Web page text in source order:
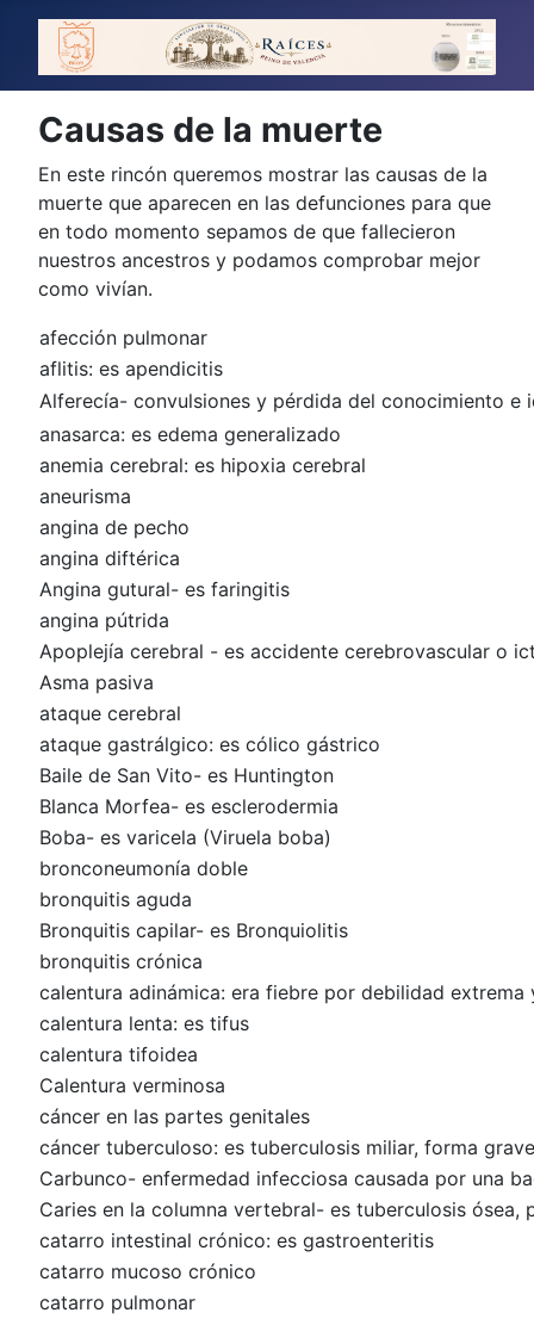
Causas de la muerte
En este rincón queremos mostrar las causas de la
muerte que aparecen en las defunciones para que
en todo momento sepamos de que fallecieron
nuestros ancestros y podamos comprobar mejor
como vivían.
afección pulmonar
aflitis: es apendicitis
Alferecía- convulsiones y pérdida del conocimiento e
anasarca: es edema generalizado
anemia cerebral: es hipoxia cerebral
aneurisma
angina de pecho
angina diftérica
Angina gutural- es faringitis
angina pútrida
Apoplejía cerebral - es accidente cerebrovascular o
Asma pasiva
ataque cerebral
ataque gastrálgico: es cólico gástrico
Baile de San Vito- es Huntington
Blanca Morfea- es esclerodermia
Boba- es varicela (Viruela boba)
bronconeumonía doble
bronquitis aguda
Bronquitis capilar- es Bronquiolitis
bronquitis crónica
calentura adinámica: era fiebre por debilidad
calentura lenta: es tifus
calentura tifoidea
Calentura verminosa
cáncer en las partes genitales
cáncer tuberculoso: es tuberculosis miliar, forma
Carbunco- enfermedad infecciosa causada por una
Caries en la columna vertebral- es tuberculosis
catarro intestinal crónico: es gastroenteritis
catarro mucoso crónico
catarro pulmonar